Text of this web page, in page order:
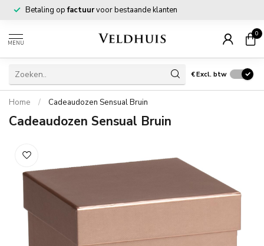
Betaling opfactuurvoor bestaande klanten
MENU
0
€Excl. btw
Home / Cadeaudozen Sensual Bruin
Cadeaudozen Sensual Bruin